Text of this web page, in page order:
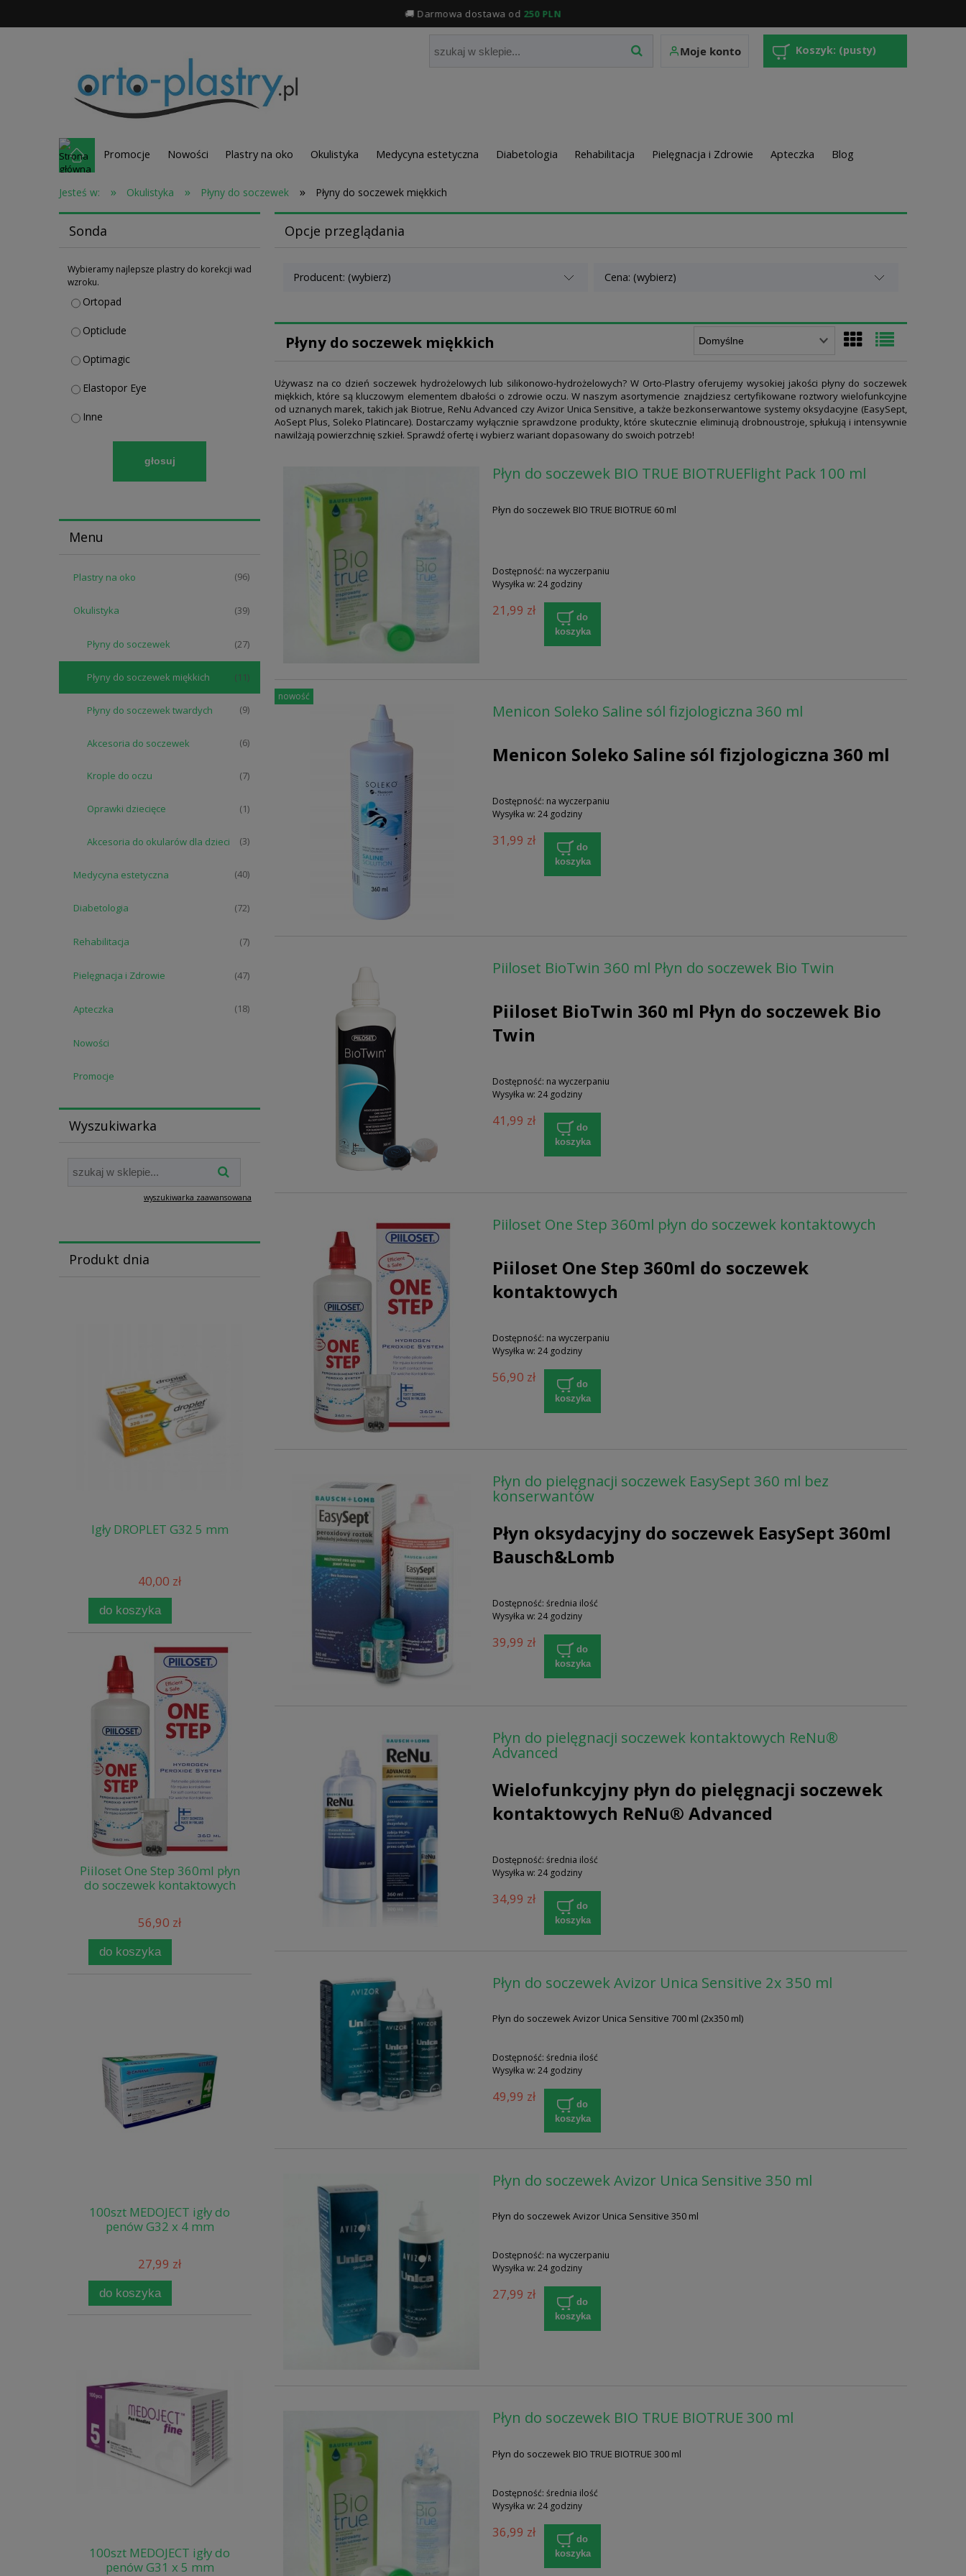
🚚 Darmowa dostawa od 250 PLN
Koszyk: (pusty)
Moje konto
Promocje Nowości Plastry na oko Okulistyka Medycyna estetyczna Diabetologia Rehabilitacja Pielęgnacja i Zdrowie Apteczka Blog
Jesteś w: » Okulistyka » Płyny do soczewek » Płyny do soczewek miękkich
Sonda
Wybieramy najlepsze plastry do korekcji wad
wzroku.
Ortopad
Opticlude
Optimagic
Elastopor Eye
Inne
głosuj
Menu
Plastry na oko (96)
Okulistyka (39)
Płyny do soczewek (27)
Płyny do soczewek miękkich (11)
Płyny do soczewek twardych (9)
Akcesoria do soczewek (6)
Krople do oczu (7)
Oprawki dziecięce (1)
Akcesoria do okularów dla dzieci (3)
Medycyna estetyczna (40)
Diabetologia (72)
Rehabilitacja (7)
Pielęgnacja i Zdrowie (47)
Apteczka (18)
Nowości
Promocje
Wyszukiwarka
wyszukiwarka zaawansowana
Produkt dnia
Igły DROPLET G32 5 mm
40,00 zł
do koszyka
Piiloset One Step 360ml płyn
do soczewek kontaktowych
56,90 zł
do koszyka
100szt MEDOJECT igły do
penów G32 x 4 mm
27,99 zł
do koszyka
100szt MEDOJECT igły do
penów G31 x 5 mm
Opcje przeglądania
Producent: (wybierz) Cena: (wybierz)
Płyny do soczewek miękkich
Używasz na co dzień soczewek hydrożelowych lub silikonowo-hydrożelowych? W Orto-Plastry oferujemy wysokiej jakości płyny do soczewek
miękkich, które są kluczowym elementem dbałości o zdrowie oczu. W naszym asortymencie znajdziesz certyfikowane roztwory wielofunkcyjne
od uznanych marek, takich jak Biotrue, ReNu Advanced czy Avizor Unica Sensitive, a także bezkonserwantowe systemy oksydacyjne (EasySept,
AoSept Plus, Soleko Platincare). Dostarczamy wyłącznie sprawdzone produkty, które skutecznie eliminują drobnoustroje, spłukują i intensywnie
nawilżają powierzchnię szkieł. Sprawdź ofertę i wybierz wariant dopasowany do swoich potrzeb!
Płyn do soczewek BIO TRUE BIOTRUEFlight Pack 100 ml
Płyn do soczewek BIO TRUE BIOTRUE 60 ml
Dostępność: na wyczerpaniu
Wysyłka w: 24 godziny
21,99 zł
do
koszyka
Menicon Soleko Saline sól fizjologiczna 360 ml
Menicon Soleko Saline sól fizjologiczna 360 ml
Dostępność: na wyczerpaniu
Wysyłka w: 24 godziny
31,99 zł
do
koszyka
nowość
Piiloset BioTwin 360 ml Płyn do soczewek Bio Twin
Piiloset BioTwin 360 ml Płyn do soczewek Bio
Twin
Dostępność: na wyczerpaniu
Wysyłka w: 24 godziny
41,99 zł
do
koszyka
Piiloset One Step 360ml płyn do soczewek kontaktowych
Piiloset One Step 360ml do soczewek
kontaktowych
Dostępność: na wyczerpaniu
Wysyłka w: 24 godziny
56,90 zł
do
koszyka
Płyn do pielęgnacji soczewek EasySept 360 ml bez
konserwantów
Płyn oksydacyjny do soczewek EasySept 360ml
Bausch&Lomb
Dostępność: średnia ilość
Wysyłka w: 24 godziny
39,99 zł
do
koszyka
Płyn do pielęgnacji soczewek kontaktowych ReNu®
Advanced
Wielofunkcyjny płyn do pielęgnacji soczewek
kontaktowych ReNu® Advanced
Dostępność: średnia ilość
Wysyłka w: 24 godziny
34,99 zł
do
koszyka
Płyn do soczewek Avizor Unica Sensitive 2x 350 ml
Płyn do soczewek Avizor Unica Sensitive 700 ml (2x350 ml)
Dostępność: średnia ilość
Wysyłka w: 24 godziny
49,99 zł
do
koszyka
Płyn do soczewek Avizor Unica Sensitive 350 ml
Płyn do soczewek Avizor Unica Sensitive 350 ml
Dostępność: na wyczerpaniu
Wysyłka w: 24 godziny
27,99 zł
do
koszyka
Płyn do soczewek BIO TRUE BIOTRUE 300 ml
Płyn do soczewek BIO TRUE BIOTRUE 300 ml
Dostępność: średnia ilość
Wysyłka w: 24 godziny
36,99 zł
do
koszyka